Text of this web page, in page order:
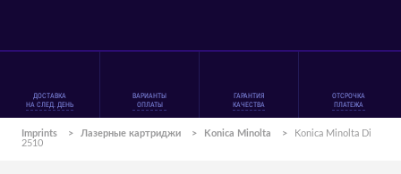
ДОСТАВКА
НА СЛЕД. ДЕНЬ
ВАРИАНТЫ
ОПЛАТЫ
ГАРАНТИЯ
КАЧЕСТВА
ОТСРОЧКА
ПЛАТЕЖА
Imprints > Лазерные картриджи > Konica Minolta >
Konica Minolta Di
2510